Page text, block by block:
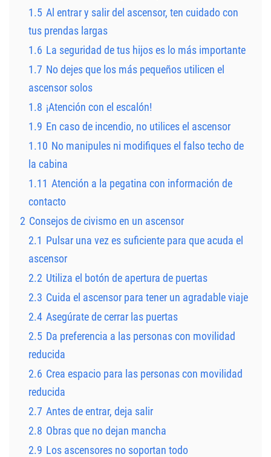
1.5 Al entrar y salir del ascensor, ten cuidado con
tus prendas largas
1.6 La seguridad de tus hijos es lo más importante
1.7 No dejes que los más pequeños utilicen el
ascensor solos
1.8 ¡Atención con el escalón!
1.9 En caso de incendio, no utilices el ascensor
1.10 No manipules ni modifiques el falso techo de
la cabina
1.11 Atención a la pegatina con información de
contacto
2 Consejos de civismo en un ascensor
2.1 Pulsar una vez es suficiente para que acuda el
ascensor
2.2 Utiliza el botón de apertura de puertas
2.3 Cuida el ascensor para tener un agradable viaje
2.4 Asegúrate de cerrar las puertas
2.5 Da preferencia a las personas con movilidad
reducida
2.6 Crea espacio para las personas con movilidad
reducida
2.7 Antes de entrar, deja salir
2.8 Obras que no dejan mancha
2.9 Los ascensores no soportan todo